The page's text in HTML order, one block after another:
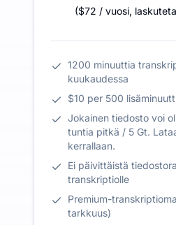
($72 / vuosi,
1200 minuuttia
kuukaudessa
$10 per 500
Jokainen tiedosto voi
tuntia pitkä / 5 Gt.
kerrallaan.
Ei päivittäistä
transkriptiolle
Premium-
tarkkuus)